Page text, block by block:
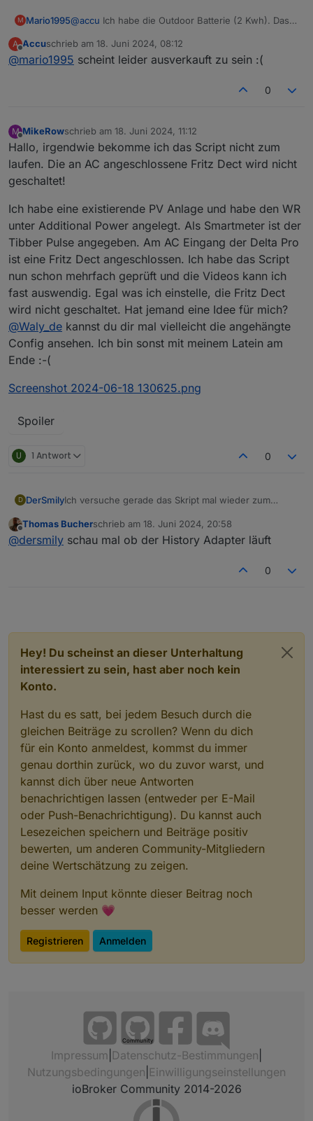
M Mario1995@accu Ich habe die Outdoor Batterie (2 Kwh). Das
Ganzen Werte (Akkustand etc.) direkt vom
PowerStream geliefert. Zu deiner anderen Frage mit
A
Offline
Accuschrieb am 18. Juni 2024, 08:12
zuletzt editiert von
@mario1995 scheint leider ausverkauft zu sein :(
0
M
Offline
MikeRowschrieb am 18. Juni 2024, 11:12
zuletzt editiert von
Hallo, irgendwie bekomme ich das Script nicht zum
laufen. Die an AC angeschlossene Fritz Dect wird nicht
geschaltet!
Ich habe eine existierende PV Anlage und habe den WR
unter Additional Power angelegt. Als Smartmeter ist der
Tibber Pulse angegeben. Am AC Eingang der Delta Pro
ist eine Fritz Dect angeschlossen. Ich habe das Script
nun schon mehrfach geprüft und die Videos kann ich
fast auswendig. Egal was ich einstelle, die Fritz Dect
wird nicht geschaltet. Hat jemand eine Idee für mich?
@Waly_de kannst du dir mal vielleicht die angehängte
Config ansehen. Ich bin sonst mit meinem Latein am
Ende :-(
Screenshot 2024-06-18 130625.png
Spoiler
U 1 Antwort 0
D DerSmilyIch versuche gerade das Skript mal wieder zum
Wie bekomme ich diesen Fehler weg?
javascript.0 11:31:21.934 info script.js.Ecoflow.DL:
javascript.0 11:31:36.912 info script.js.Ecoflow.DL:
Offline
Thomas Bucherschrieb am 18. Juni 2024, 20:58
zuletzt editiert von
@dersmily schau mal ob der History Adapter läuft
0
Hey! Du scheinst an dieser Unterhaltung
interessiert zu sein, hast aber noch kein
Konto.
Hast du es satt, bei jedem Besuch durch die
gleichen Beiträge zu scrollen? Wenn du dich
für ein Konto anmeldest, kommst du immer
genau dorthin zurück, wo du zuvor warst, und
kannst dich über neue Antworten
benachrichtigen lassen (entweder per E-Mail
oder Push-Benachrichtigung). Du kannst auch
Lesezeichen speichern und Beiträge positiv
bewerten, um anderen Community-Mitgliedern
deine Wertschätzung zu zeigen.
Mit deinem Input könnte dieser Beitrag noch
besser werden 💗
Registrieren Anmelden
Community
Impressum Datenschutz-Bestimmungen
Nutzungsbedingungen Einwilligungseinstellungen
ioBroker Community 2014-2026